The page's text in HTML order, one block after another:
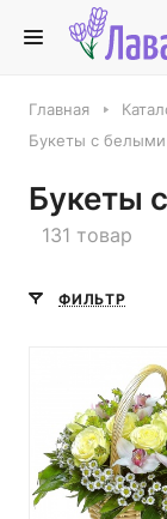
Главная
Букеты с
Букеты
131 товар
ФИЛЬТР